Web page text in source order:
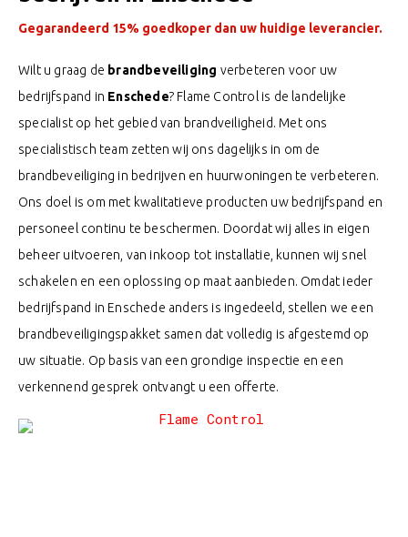
Gegarandeerd 15% goedkoper dan uw huidige leverancier.
Wilt u graag de brandbeveiliging verbeteren voor uw
bedrijfspand in Enschede? Flame Control is de landelijke
specialist op het gebied van brandveiligheid. Met ons
specialistisch team zetten wij ons dagelijks in om de
brandbeveiliging in bedrijven en huurwoningen te verbeteren.
Ons doel is om met kwalitatieve producten uw bedrijfspand en
personeel continu te beschermen. Doordat wij alles in eigen
beheer uitvoeren, van inkoop tot installatie, kunnen wij snel
schakelen en een oplossing op maat aanbieden. Omdat ieder
bedrijfspand in Enschede anders is ingedeeld, stellen we een
brandbeveiligingspakket samen dat volledig is afgestemd op
uw situatie. Op basis van een grondige inspectie en een
verkennend gesprek ontvangt u een offerte.